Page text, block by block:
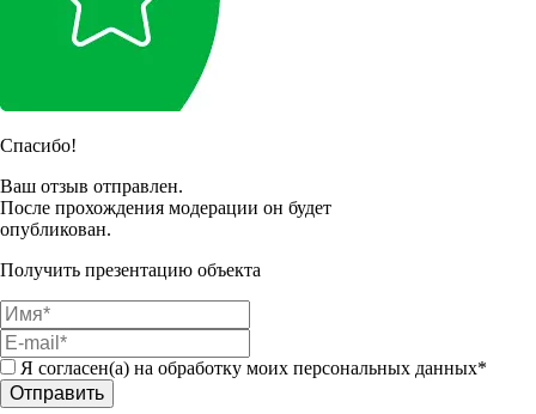
Спасибо!
Ваш отзыв отправлен.
После прохождения модерации он будет
опубликован.
Получить презентацию объекта
Я согласен(а) на обработку моих персональных данных*